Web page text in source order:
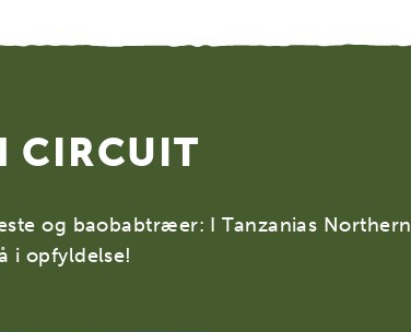
CIRCUIT
og baobabtræer: I Tanzanias Northern
i opfyldelse!